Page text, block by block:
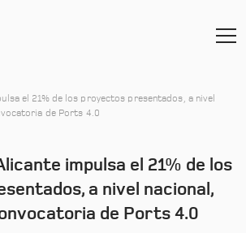
el 21% de los proyectos presentados, a nivel
de Ports 4.0
-
impulsa el 21% de los
a nivel nacional,
de Ports 4.0